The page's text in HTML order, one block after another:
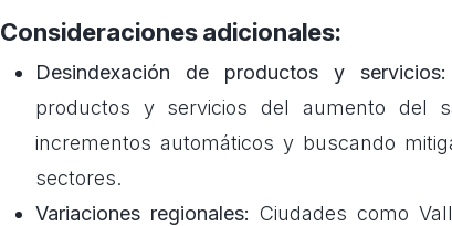
Consideraciones adicionales:
Desindexación de productos y servicios:
productos y servicios del aumento del
incrementos automáticos y buscando
sectores.
Variaciones regionales: Ciudades como